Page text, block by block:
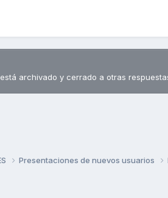
archivado y cerrado a otras
Presentaciones de nuevos usuarios